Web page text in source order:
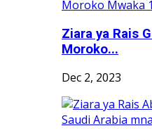
Ziara ya Rais
Moroko...
Dec 2, 2023